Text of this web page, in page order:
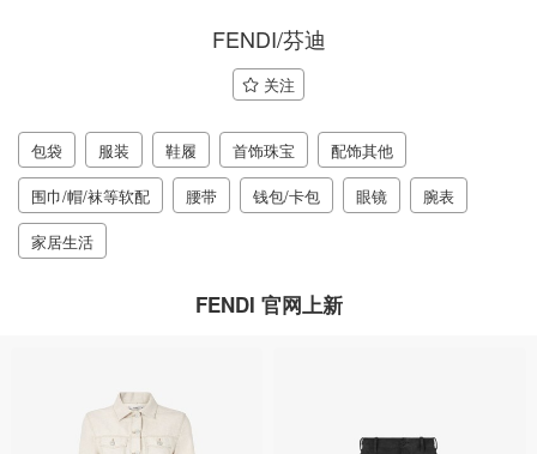
FENDI/芬迪
关注
包袋 服装 鞋履 首饰珠宝
配饰其他
围巾/帽/袜等软配
腰带 钱包/卡包 眼镜
腕表
家居生活
FENDI 官网上新